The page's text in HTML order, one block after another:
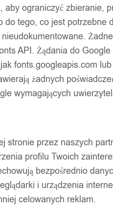
aby ograniczyć zbieranie,
tego, co jest potrzebne
API. Żądania do
fonts.googleapis.com
żadnych
wymagających
stronie przez naszych
profilu Twoich
bezpośrednio
i urządzenia
celowanych reklam.